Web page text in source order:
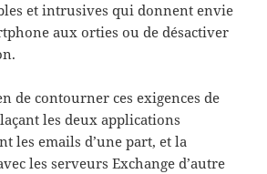
et intrusives qui donnent envie
aux orties ou de désactiver
de contourner ces exigences de
les deux applications
les emails d’une part, et la
les serveurs Exchange d’autre